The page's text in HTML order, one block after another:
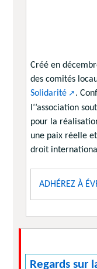
Créé en
des comités
Solidarité
.
l’’association
pour la
une paix réelle
droit
ADHÉREZ À
Regards sur